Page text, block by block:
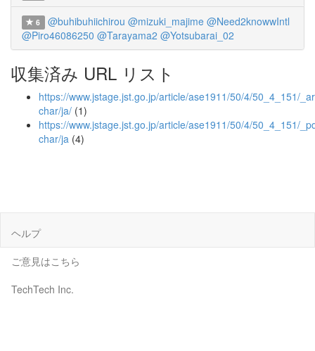
6 @buhibuhiichirou @mizuki_majime @Need2knowwIntl
@Piro46086250 @Tarayama2 @Yotsubarai_02
収集済み URL リスト
https://www.jstage.jst.go.jp/article/ase1911/50/4/50_4_151/
char/ja/ (1)
https://www.jstage.jst.go.jp/article/ase1911/50/4/50_4_151/
char/ja (4)
ヘルプ
ご意見はこちら
TechTech Inc.